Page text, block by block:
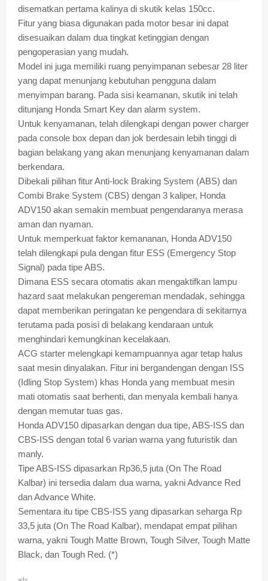
disematkan pertama kalinya di skutik kelas 150cc.
Fitur yang biasa digunakan pada motor besar ini dapat
disesuaikan dalam dua tingkat ketinggian dengan
pengoperasian yang mudah.
Model ini juga memiliki ruang penyimpanan sebesar 28 liter
yang dapat menunjang kebutuhan pengguna dalam
menyimpan barang. Pada sisi keamanan, skutik ini telah
ditunjang Honda Smart Key dan alarm system.
Untuk kenyamanan, telah dilengkapi dengan power charger
pada console box depan dan jok berdesain lebih tinggi di
bagian belakang yang akan menunjang kenyamanan dalam
berkendara.
Dibekali pilihan fitur Anti-lock Braking System (ABS) dan
Combi Brake System (CBS) dengan 3 kaliper, Honda
ADV150 akan semakin membuat pengendaranya merasa
aman dan nyaman.
Untuk memperkuat faktor kemananan, Honda ADV150
telah dilengkapi pula dengan fitur ESS (Emergency Stop
Signal) pada tipe ABS.
Dimana ESS secara otomatis akan mengaktifkan lampu
hazard saat melakukan pengereman mendadak, sehingga
dapat memberikan peringatan ke pengendara di sekitarnya
terutama pada posisi di belakang kendaraan untuk
menghindari kemungkinan kecelakaan.
ACG starter melengkapi kemampuannya agar tetap halus
saat mesin dinyalakan. Fitur ini bergandengan dengan ISS
(Idling Stop System) khas Honda yang membuat mesin
mati otomatis saat berhenti, dan menyala kembali hanya
dengan memutar tuas gas.
Honda ADV150 dipasarkan dengan dua tipe, ABS-ISS dan
CBS-ISS dengan total 6 varian warna yang futuristik dan
manly.
Tipe ABS-ISS dipasarkan Rp36,5 juta (On The Road
Kalbar) ini tersedia dalam dua warna, yakni Advance Red
dan Advance White.
Sementara itu tipe CBS-ISS yang dipasarkan seharga Rp
33,5 juta (On The Road Kalbar), mendapat empat pilihan
warna, yakni Tough Matte Brown, Tough Silver, Tough Matte
Black, dan Tough Red. (*)
ads